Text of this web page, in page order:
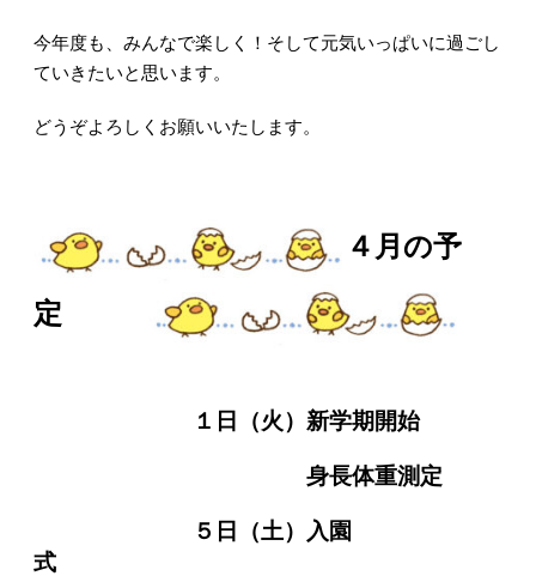
今年度も、みんなで楽しく！そして元気いっぱいに過ごし
ていきたいと思います。
どうぞよろしくお願いいたします。
４月の予
定
１日（火）新学期開始
身長体重測定
５日（土）入園
式